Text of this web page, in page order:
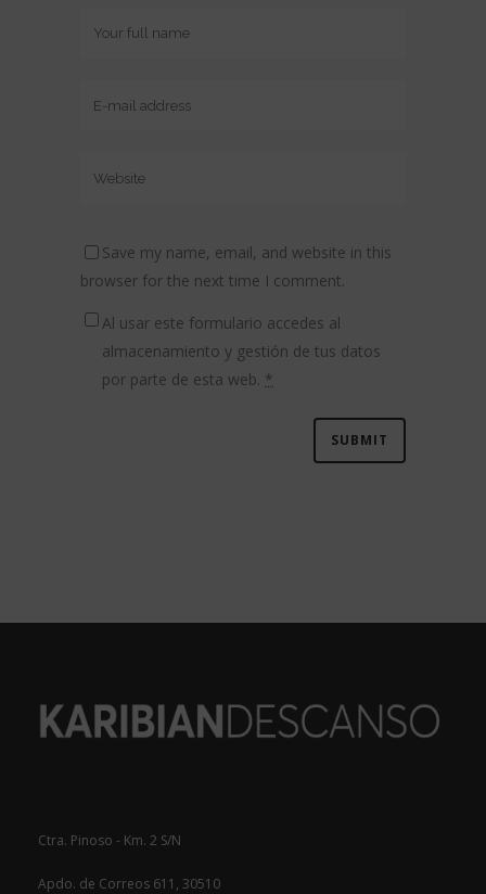
Save my name, email, and website in this
browser for the next time I comment.
Al usar este formulario accedes al
almacenamiento y gestión de tus datos
por parte de esta web. *
Ctra. Pinoso - Km. 2 S/N
Apdo. de Correos 611, 30510